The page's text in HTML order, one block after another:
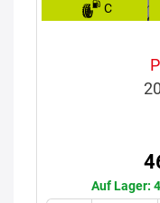
C
Auf Lager: